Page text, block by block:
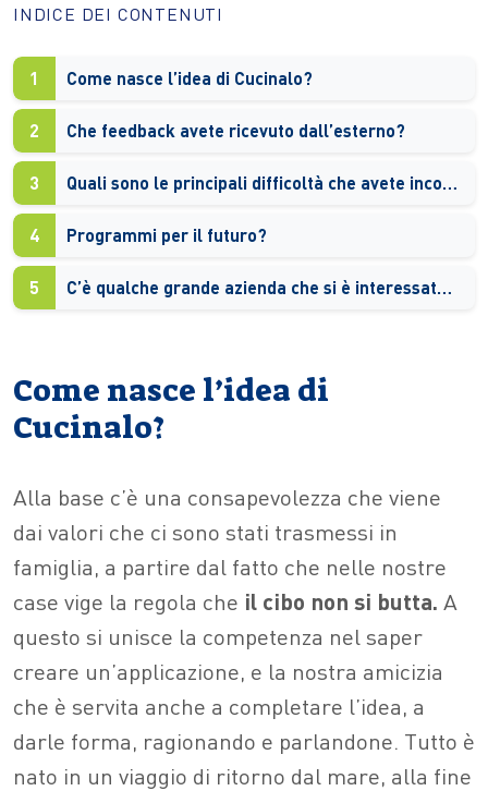
INDICE DEI CONTENUTI
1 Come nasce l’idea di Cucinalo?
2 Che feedback avete ricevuto dall’esterno?
3 Quali sono le principali difficoltà che avete incontrato?
4 Programmi per il futuro?
5 C’è qualche grande azienda che si è interessato al vostro progetto?
Come nasce l’idea di
Cucinalo?
Alla base c’è una consapevolezza che viene
dai valori che ci sono stati trasmessi in
famiglia, a partire dal fatto che nelle nostre
case vige la regola che il cibo non si butta. A
questo si unisce la competenza nel saper
creare un’applicazione, e la nostra amicizia
che è servita anche a completare l’idea, a
darle forma, ragionando e parlandone. Tutto è
nato in un viaggio di ritorno dal mare, alla fine